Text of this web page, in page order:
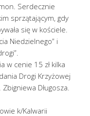
Serdecznie
sprzątającym, gdy
się w kościele.
Niedzielnego” i
w cenie 15 zł kilka
Drogi Krzyżowej
Długosza.
k/Kalwarii